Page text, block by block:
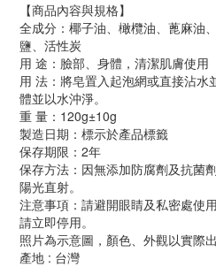
【商品內容與規格】
全成分：椰子油、橄欖油、蓖麻油
鹽、活性炭
用 途：臉部、身體，清潔肌膚使用
用 法：將皂置入起泡網或直接沾
體並以水沖淨。
重 量：120g±10g
製造日期：標示於產品標籤
保存期限：2年
保存方法：因無添加防腐劑及抗菌
陽光直射。
注意事項：請避開眼睛及私密處使
請立即停用。
照片為示意圖，顏色、外觀以實際
產地 : 台灣